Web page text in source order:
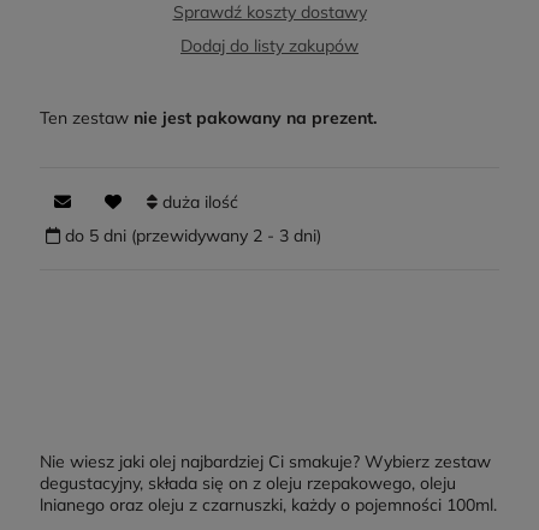
Sprawdź koszty dostawy
Dodaj do listy zakupów
Ten zestawnie jest pakowany na prezent.
duża ilość
do 5 dni (przewidywany 2 - 3 dni)
Nie wiesz jaki olej najbardziej Ci smakuje? Wybierz zestaw
degustacyjny, składa się on z oleju rzepakowego, oleju
lnianego oraz oleju z czarnuszki, każdy o pojemności 100ml.